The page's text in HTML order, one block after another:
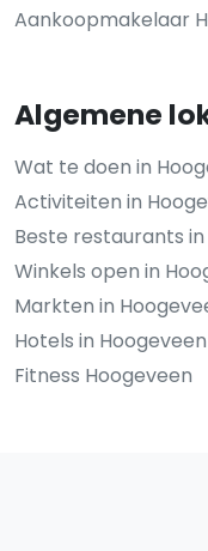
Aankoopmakelaar
Algemene
Wat te doen in
Activiteiten in
Beste restaurants
Winkels open in
Markten in
Hotels in Hoogeveen
Fitness Hoogeveen